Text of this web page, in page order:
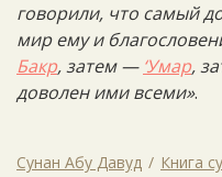
говорили, что самый
мир ему и
Бакр, затем — ‘Умар,
доволен ими всеми».
Сунан Абу Давуд
Книга